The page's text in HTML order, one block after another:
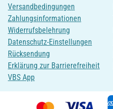
Versandbedingungen
Zahlungsinformationen
Widerrufsbelehrung
Datenschutz-Einstellungen
Rücksendung
Erklärung zur Barrierefreiheit
VBS App